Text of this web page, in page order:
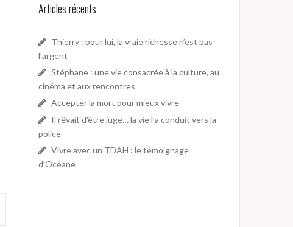
Articles récents
Thierry : pour lui, la vraie richesse n’est pas
l’argent
Stéphane : une vie consacrée à la culture, au
cinéma et aux rencontres
Accepter la mort pour mieux vivre
Il rêvait d’être juge… la vie l’a conduit vers la
police
Vivre avec un TDAH : le témoignage
d’Océane